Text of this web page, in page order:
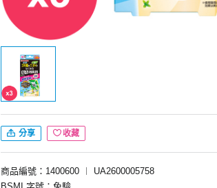
分享 收藏
商品編號：1400600 ︱
UA2600005758